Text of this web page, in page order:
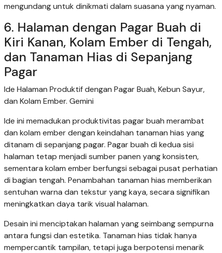
mengundang untuk dinikmati dalam suasana yang nyaman.
6. Halaman dengan Pagar Buah di
Kiri Kanan, Kolam Ember di Tengah,
dan Tanaman Hias di Sepanjang
Pagar
Ide Halaman Produktif dengan Pagar Buah, Kebun Sayur,
dan Kolam Ember. Gemini
Ide ini memadukan produktivitas pagar buah merambat
dan kolam ember dengan keindahan tanaman hias yang
ditanam di sepanjang pagar. Pagar buah di kedua sisi
halaman tetap menjadi sumber panen yang konsisten,
sementara kolam ember berfungsi sebagai pusat perhatian
di bagian tengah. Penambahan tanaman hias memberikan
sentuhan warna dan tekstur yang kaya, secara signifikan
meningkatkan daya tarik visual halaman.
Desain ini menciptakan halaman yang seimbang sempurna
antara fungsi dan estetika. Tanaman hias tidak hanya
mempercantik tampilan, tetapi juga berpotensi menarik